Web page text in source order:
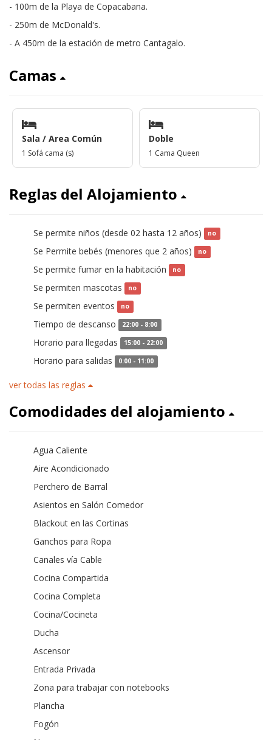
- 100m de la Playa de Copacabana.
- 250m de McDonald's.
- A 450m de la estación de metro Cantagalo.
Camas
Sala / Area Común
1 Sofá cama (s)
Doble
1 Cama Queen
Reglas del Alojamiento
Se permite niños (desde 02 hasta 12 años) no
Se Permite bebés (menores que 2 años) no
Se permite fumar en la habitación no
Se permiten mascotas no
Se permiten eventos no
Tiempo de descanso 22:00 - 8:00
Horario para llegadas 15:00 - 22:00
Horario para salidas 0:00 - 11:00
ver todas las reglas
Comodidades del alojamiento
Agua Caliente
Aire Acondicionado
Perchero de Barral
Asientos en Salón Comedor
Blackout en las Cortinas
Ganchos para Ropa
Canales vía Cable
Cocina Compartida
Cocina Completa
Cocina/Cocineta
Ducha
Ascensor
Entrada Privada
Zona para trabajar con notebooks
Plancha
Fogón